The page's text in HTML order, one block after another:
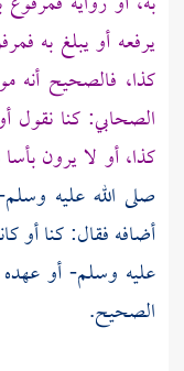
يرفعه أو يبلغ به
كذا، فالصحيح أنه
الصحابي: كنا نقول
كذا، أو لا يرون
صلى الله عليه
أضافه فقال: كنا أو
عليه وسلم- أو عهده
الصحيح.